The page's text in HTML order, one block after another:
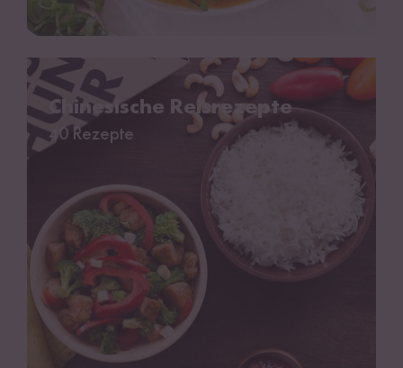
Chinesische Reisrezepte
40 Rezepte
Chinesische Reisrezepte